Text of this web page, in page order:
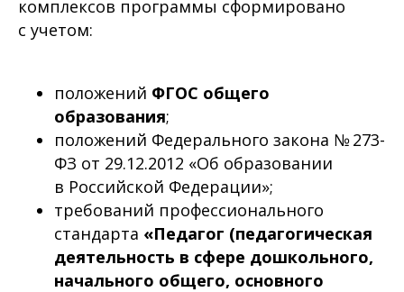
комплексов программы сформировано
с учетом:
положений ФГОС общего
образования;
положений Федерального закона № 273-
ФЗ от 29.12.2012 «Об образовании
в Российской Федерации»;
требований профессионального
стандарта «Педагог (педагогическая
деятельность в сфере дошкольного,
начального общего, основного